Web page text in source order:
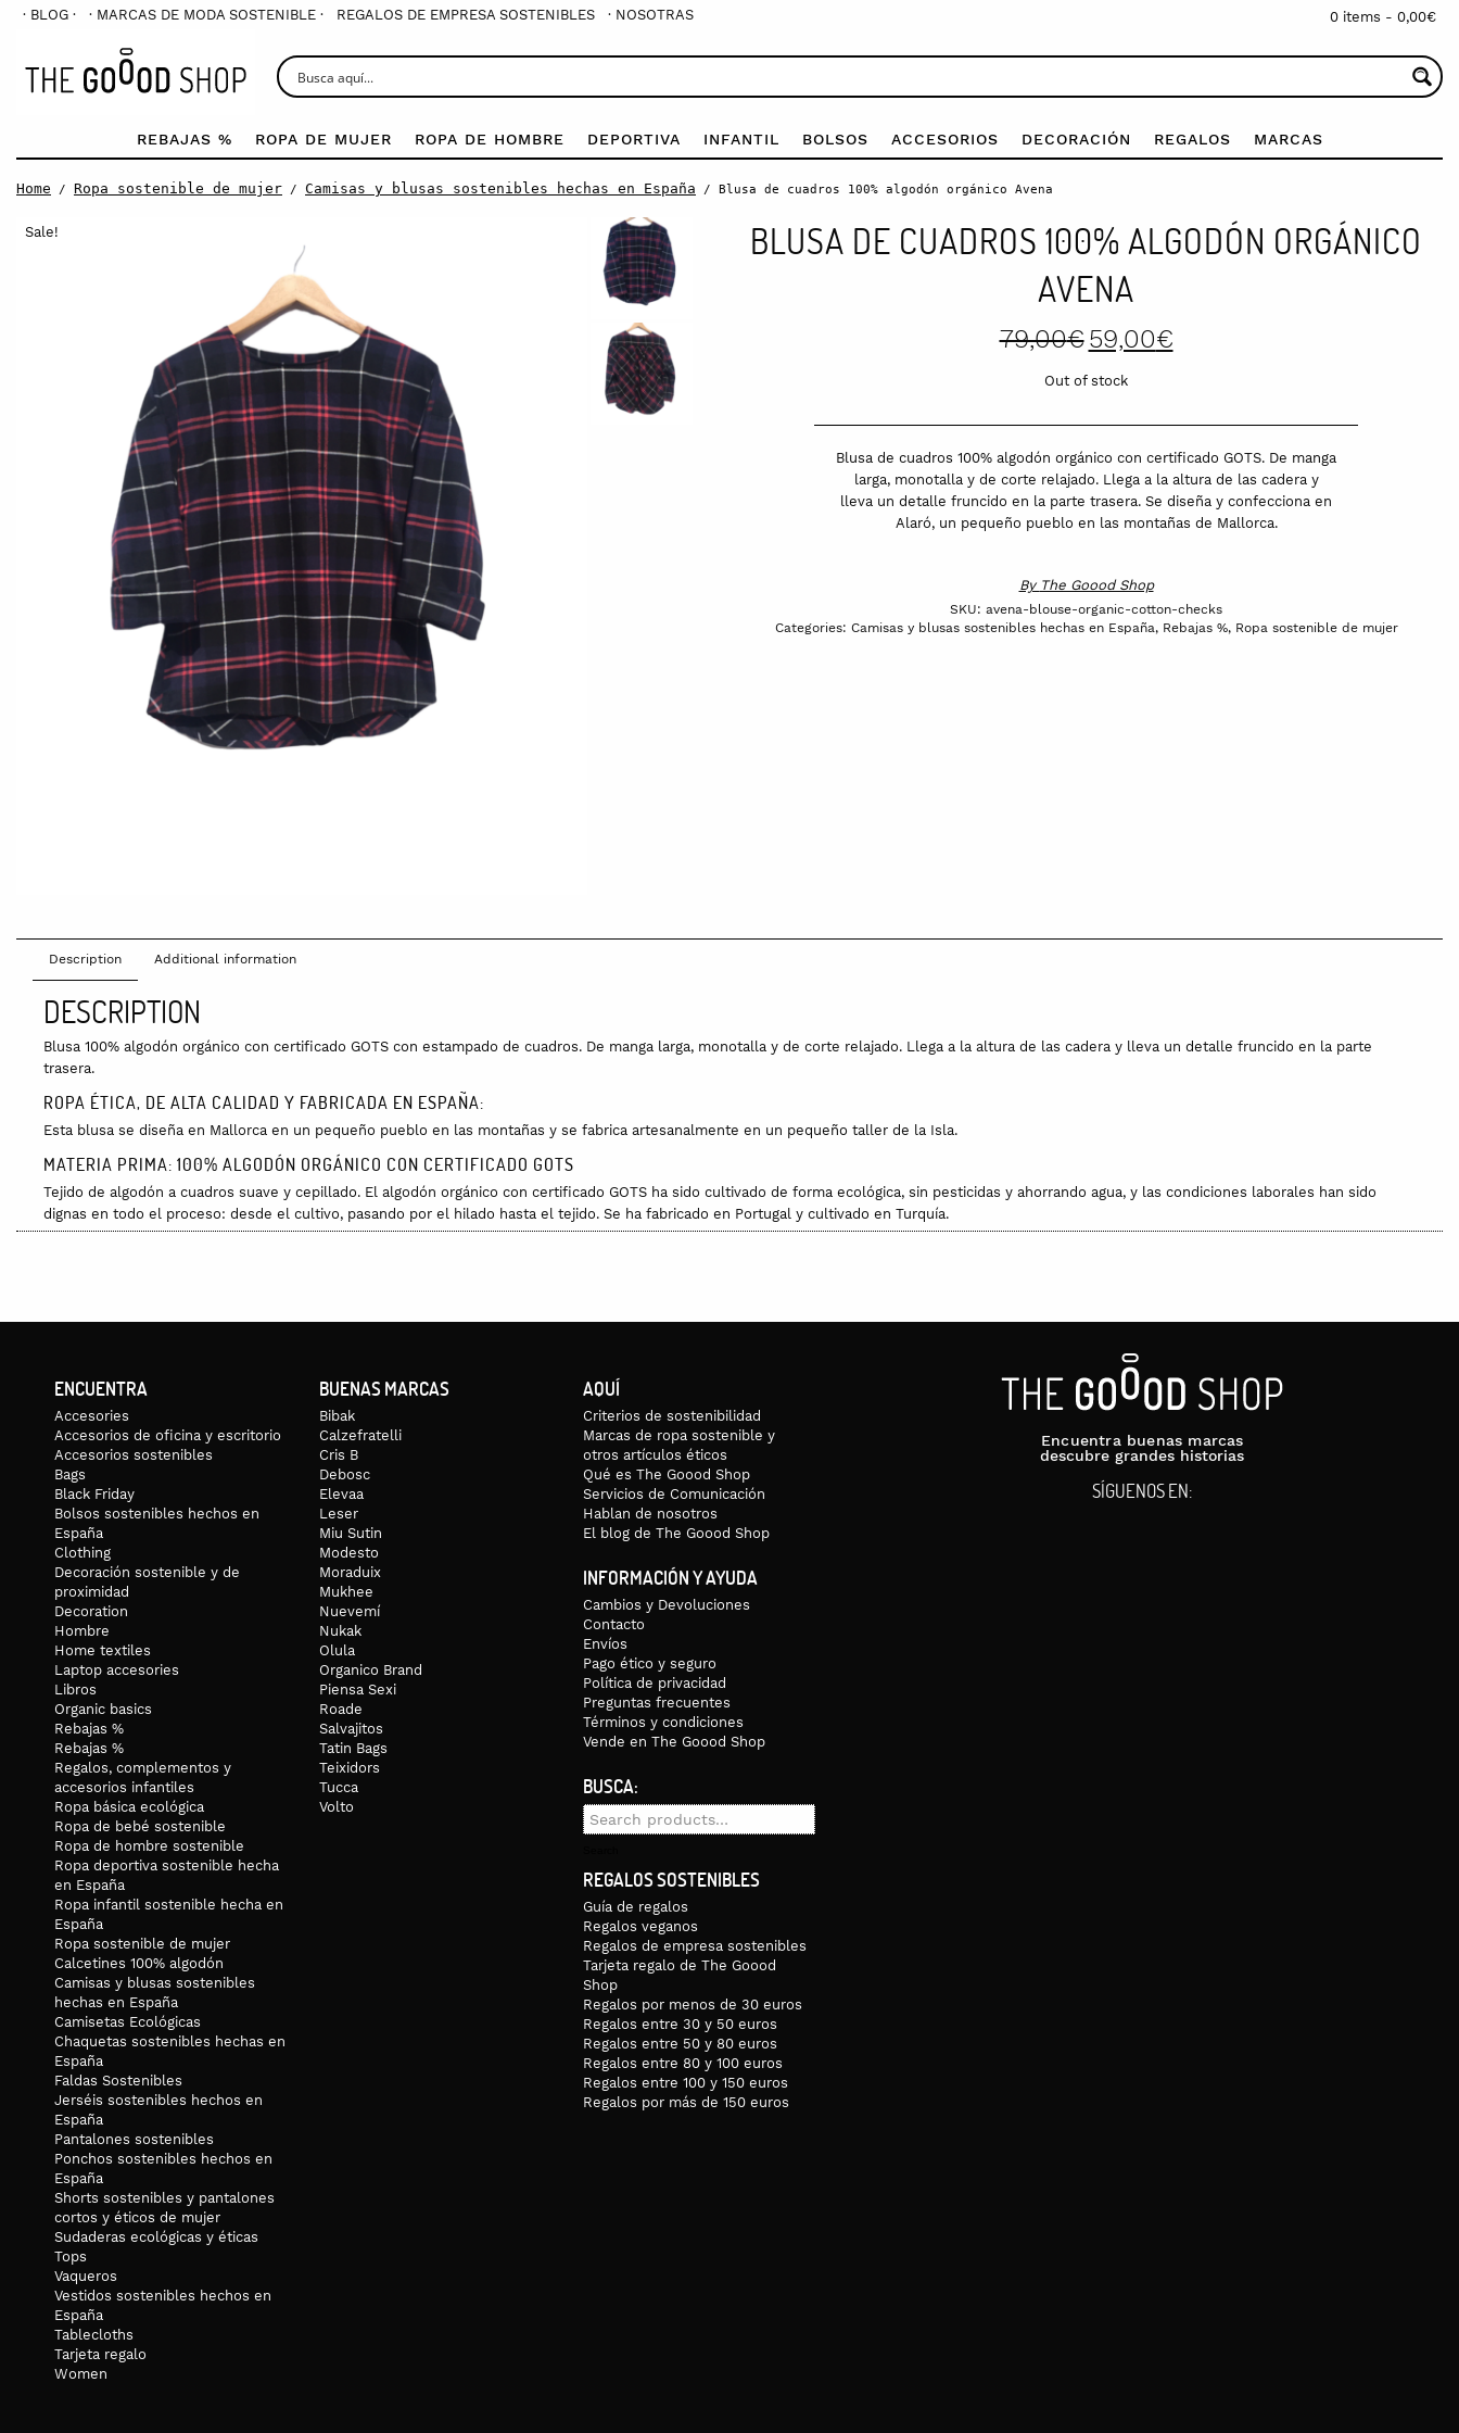
· BLOG · · MARCAS DE MODA SOSTENIBLE · REGALOS DE EMPRESA SOSTENIBLES · NOSOTRAS 0 items - 0,00€
REBAJAS % ROPA DE MUJER ROPA DE HOMBRE DEPORTIVA INFANTIL BOLSOS ACCESORIOS DECORACIÓN REGALOS MARCAS
Home / Ropa sostenible de mujer / Camisas y blusas sostenibles hechas en España / Blusa de cuadros 100% algodón orgánico Avena
Sale!
BLUSA DE CUADROS 100% ALGODÓN ORGÁNICO
AVENA
79,00€ Original
price
59,00€price
Out of stock
Blusa de cuadros 100% algodón orgánico con certificado GOTS. De manga
larga, monotalla y de corte relajado. Llega a la altura de las cadera y
lleva un detalle fruncido en la parte trasera. Se diseña y confecciona en
Alaró, un pequeño pueblo en las montañas de Mallorca.
By The Goood Shop
SKU: avena-blouse-organic-cotton-checks
Categories: Camisas y blusas sostenibles hechas en España, Rebajas %, Ropa sostenible de mujer
Description Additional information
DESCRIPTION
Blusa 100% algodón orgánico con certificado GOTS con estampado de cuadros. De manga larga, monotalla y de corte relajado. Llega a la altura de las cadera y lleva un detalle fruncido en la parte
trasera.
ROPA ÉTICA, DE ALTA CALIDAD Y FABRICADA EN ESPAÑA:
Esta blusa se diseña en Mallorca en un pequeño pueblo en las montañas y se fabrica artesanalmente en un pequeño taller de la Isla.
MATERIA PRIMA: 100% ALGODÓN ORGÁNICO CON CERTIFICADO GOTS
Tejido de algodón a cuadros suave y cepillado. El algodón orgánico con certificado GOTS ha sido cultivado de forma ecológica, sin pesticidas y ahorrando agua, y las condiciones laborales han sido
dignas en todo el proceso: desde el cultivo, pasando por el hilado hasta el tejido. Se ha fabricado en Portugal y cultivado en Turquía.
ENCUENTRA
Accesories
Accesorios de oficina y escritorio
Accesorios sostenibles
Bags
Black Friday
Bolsos sostenibles hechos en
España
Clothing
Decoración sostenible y de
proximidad
Decoration
Hombre
Home textiles
Laptop accesories
Libros
Organic basics
Rebajas %
Rebajas %
Regalos, complementos y
accesorios infantiles
Ropa básica ecológica
Ropa de bebé sostenible
Ropa de hombre sostenible
Ropa deportiva sostenible hecha
en España
Ropa infantil sostenible hecha en
España
Ropa sostenible de mujer
Calcetines 100% algodón
Camisas y blusas sostenibles
hechas en España
Camisetas Ecológicas
Chaquetas sostenibles hechas en
España
Faldas Sostenibles
Jerséis sostenibles hechos en
España
Pantalones sostenibles
Ponchos sostenibles hechos en
España
Shorts sostenibles y pantalones
cortos y éticos de mujer
Sudaderas ecológicas y éticas
Tops
Vaqueros
Vestidos sostenibles hechos en
España
Tablecloths
Tarjeta regalo
Women
BUENAS MARCAS
Bibak
Calzefratelli
Cris B
Debosc
Elevaa
Leser
Miu Sutin
Modesto
Moraduix
Mukhee
Nuevemí
Nukak
Olula
Organico Brand
Piensa Sexi
Roade
Salvajitos
Tatin Bags
Teixidors
Tucca
Volto
AQUÍ
Criterios de sostenibilidad
Marcas de ropa sostenible y
otros artículos éticos
Qué es The Goood Shop
Servicios de Comunicación
Hablan de nosotros
El blog de The Goood Shop
INFORMACIÓN Y AYUDA
Cambios y Devoluciones
Contacto
Envíos
Pago ético y seguro
Política de privacidad
Preguntas frecuentes
Términos y condiciones
Vende en The Goood Shop
BUSCA:
Search
REGALOS SOSTENIBLES
Guía de regalos
Regalos veganos
Regalos de empresa sostenibles
Tarjeta regalo de The Goood
Shop
Regalos por menos de 30 euros
Regalos entre 30 y 50 euros
Regalos entre 50 y 80 euros
Regalos entre 80 y 100 euros
Regalos entre 100 y 150 euros
Regalos por más de 150 euros
Encuentra buenas marcas
descubre grandes historias
SÍGUENOS EN: